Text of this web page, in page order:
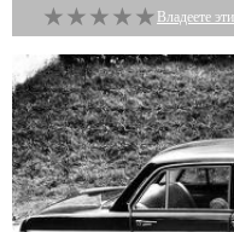
★★★★★
★★★★★ Владеете